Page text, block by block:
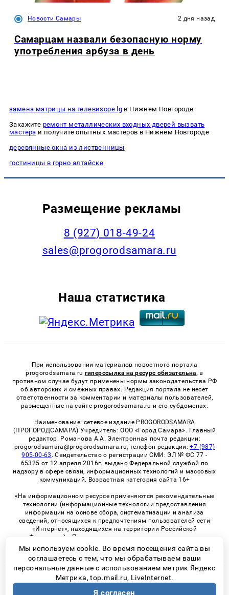
Новости Самары 2 дня назад
Самарцам назвали безопасную норму
употребления арбуза в день
замена матрицы на телевизоре lg в Нижнем Новгороде
Закажите ремонт металлических входных дверей вызвать
мастера и получите опытных мастеров в Нижнем Новгороде
деревянные окна из лиственницы
гостиницы в горно алтайске
Размещение рекламы
8 (927) 018-49-24
sales@progorodsamara.ru
Наша статистика
При использовании материалов новостного портала
progorodsamara.ru гиперссылка на ресурс обязательна, в
противном случае будут применены нормы законодательства РФ
об авторских и смежных правах. Редакция портала не несет
ответственности за комментарии и материалы пользователей,
размещенные на сайте progorodsamara.ru и его субдоменах.
Наименование: сетевое издание PROGORODSAMARA
(ПРОГОРОДСАМАРА) Учредитель: ООО «Город Самара». Главный
редактор: Романова А.А. Электронная почта редакции:
progorodsamara@progorodsamara.ru, телефон редакции:+7 (987)
905-00-63 . Свидетельство о регистрации СМИ: ЭЛ № ФС 77 -
65325 от 12 апреля 2016г. выдано Федеральной службой по
надзору в сфере связи, информационных технологий и массовых
коммуникаций. Возрастная категория сайта 16+
«На информационном ресурсе применяются рекомендательные
технологии (информационные технологии предоставления
информации на основе сбора, систематизации и анализа
сведений, относящихся к предпочтениям пользователей сети
«Интернет», находящихся на территории Российской
Федерации)». Правила применения рекомендательных
технологий в виджетах рекламно-обменной сети
«СМИ2» (PDF)
© 2026 «ProGorodSamara» | Все права защищены
Возрастная категория сайта 16+
Мы используем cookie. Во время посещения сайта вы
соглашаетесь с тем, что мы обрабатываем ваши
персональные данные с использованием метрик Яндекс
Метрика, top.mail.ru, LiveInternet.
Я согласен